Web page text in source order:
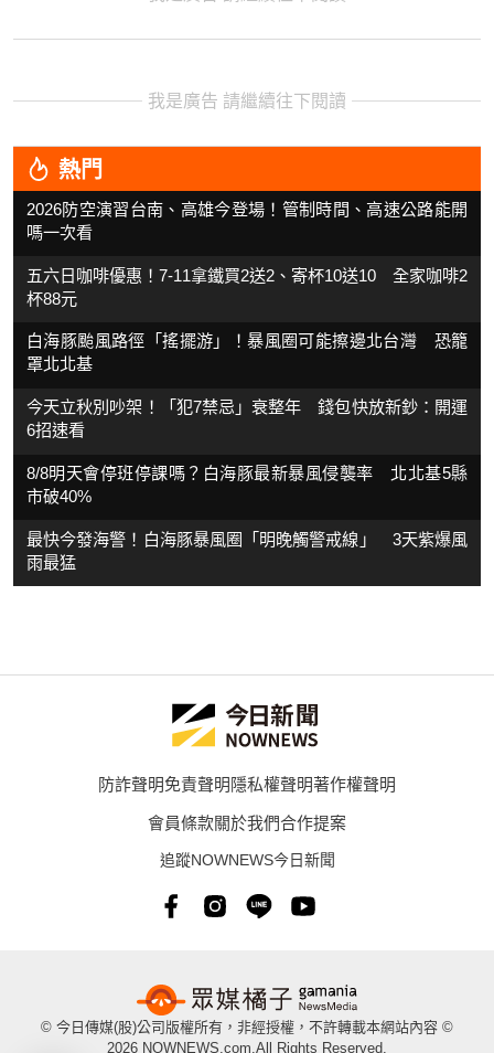
我是廣告 請繼續往下閱讀
熱門
2026防空演習台南、高雄今登場！管制時間、高速公路能開
嗎一次看
五六日咖啡優惠！7-11拿鐵買2送2、寄杯10送10 全家咖啡2
杯88元
白海豚颱風路徑「搖擺游」！暴風圈可能擦邊北台灣 恐籠
罩北北基
今天立秋別吵架！「犯7禁忌」衰整年 錢包快放新鈔：開運
6招速看
8/8明天會停班停課嗎？白海豚最新暴風侵襲率 北北基5縣
市破40%
最快今發海警！白海豚暴風圈「明晚觸警戒線」 3天紫爆風
雨最猛
防詐聲明免責聲明隱私權聲明著作權聲明
會員條款關於我們合作提案
追蹤NOWNEWS今日新聞
© 今日傳媒(股)公司版權所有，非經授權，不許轉載本網站內容 ©
2026 NOWNEWS.com.All Rights Reserved.